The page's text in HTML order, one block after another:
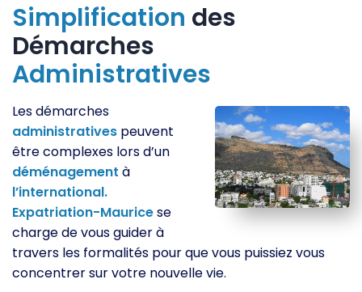
Simplification des
Démarches
Administratives
Les démarches
administratives peuvent
être complexes lors d’un
déménagement à
l’international.
Expatriation-Mauricese
charge de vous guider à
travers les formalités pour que vous puissiez vous
concentrer sur votre nouvelle vie.